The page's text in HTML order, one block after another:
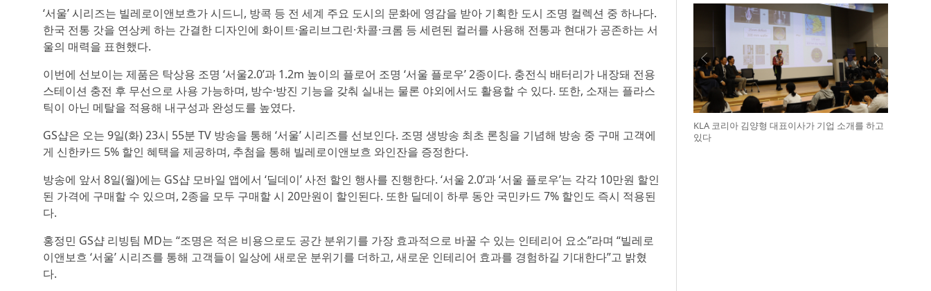
‘서울’ 시리즈는 빌레로이앤보흐가 시드니, 방콕 등 전 세계 주요 도시의 문화에 영감을 받아 기획한 도시 조명 컬렉션 중 하나다.
한국 전통 갓을 연상케 하는 간결한 디자인에 화이트·올리브그린·차콜·크롬 등 세련된 컬러를 사용해 전통과 현대가 공존하는 서
울의 매력을 표현했다.
이번에 선보이는 제품은 탁상용 조명 ‘서울2.0’과 1.2m 높이의 플로어 조명 ‘서울 플로우’ 2종이다. 충전식 배터리가 내장돼 전용
스테이션 충전 후 무선으로 사용 가능하며, 방수·방진 기능을 갖춰 실내는 물론 야외에서도 활용할 수 있다. 또한, 소재는 플라스
틱이 아닌 메탈을 적용해 내구성과 완성도를 높였다.
GS샵은 오는 9일(화) 23시 55분 TV 방송을 통해 ‘서울’ 시리즈를 선보인다. 조명 생방송 최초 론칭을 기념해 방송 중 구매 고객에
게 신한카드 5% 할인 혜택을 제공하며, 추첨을 통해 빌레로이앤보흐 와인잔을 증정한다.
방송에 앞서 8일(월)에는 GS샵 모바일 앱에서 ‘딜데이’ 사전 할인 행사를 진행한다. ‘서울 2.0’과 ‘서울 플로우’는 각각 10만원 할인
된 가격에 구매할 수 있으며, 2종을 모두 구매할 시 20만원이 할인된다. 또한 딜데이 하루 동안 국민카드 7% 할인도 즉시 적용된
다.
홍정민 GS샵 리빙팀 MD는 “조명은 적은 비용으로도 공간 분위기를 가장 효과적으로 바꿀 수 있는 인테리어 요소”라며 “빌레로
이앤보흐 ‘서울’ 시리즈를 통해 고객들이 일상에 새로운 분위기를 더하고, 새로운 인테리어 효과를 경험하길 기대한다”고 밝혔
다.
KLA 코리아 김양형 대표이사가 기업 소개를 하고
있다